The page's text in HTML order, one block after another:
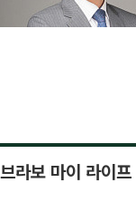
브라보 마이 라이프